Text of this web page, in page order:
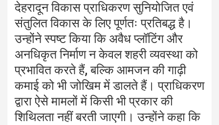
देहरादून विकास प्राधिकरण सुनियोजित एवं
संतुलित विकास के लिए पूर्णतः प्रतिबद्ध है।
उन्होंने स्पष्ट किया कि अवैध प्लॉटिंग और
अनधिकृत निर्माण न केवल शहरी व्यवस्था को
प्रभावित करते हैं, बल्कि आमजन की गाढ़ी
कमाई को भी जोखिम में डालते हैं। प्राधिकरण
द्वारा ऐसे मामलों में किसी भी प्रकार की
शिथिलता नहीं बरती जाएगी। उन्होंने कहा कि